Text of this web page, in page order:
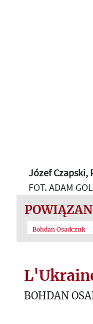
Józef Czapski,
FOT. ADAM
Bohdan Osadczuk
BOHDAN